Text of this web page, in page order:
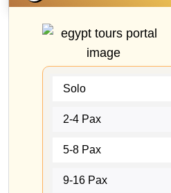
Solo
2-4 Pax
5-8 Pax
9-16 Pax